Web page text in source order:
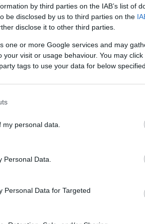
by third parties on the IAB’s list of
be disclosed by us to third parties on the
disclose it to other third parties.
one or more Google services and may
visit or usage behaviour. You may
tags to use your data for below
personal data.
Data.
Personal Data for Targeted
ΠΤΗΣΗ στοGoogle News
όλες τις ειδήσεις.
στο flight.com.gr εκφράζουν τους
Απαγορεύεται η αναδημοσίευση
θα λαμβάνονται νομικά μέτρα. Ο
των σχολίων, τα οποία εκφράζουν